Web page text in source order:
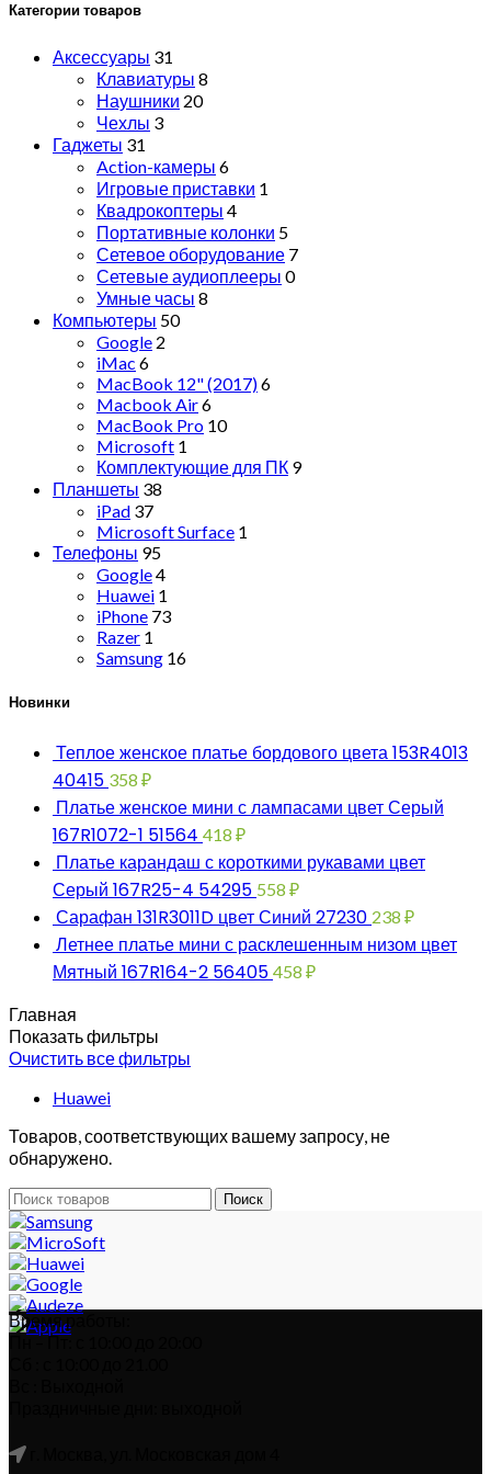
Категории товаров
Аксессуары 31
Клавиатуры 8
Наушники 20
Чехлы 3
Гаджеты 31
Action-камеры 6
Игровые приставки 1
Квадрокоптеры 4
Портативные колонки 5
Сетевое оборудование 7
Сетевые аудиоплееры 0
Умные часы 8
Компьютеры 50
Google 2
iMac 6
MacBook 12" (2017)6
Macbook Air6
MacBook Pro 10
Microsoft 1
Комплектующие для ПК 9
Планшеты 38
iPad 37
Microsoft Surface 1
Телефоны 95
Google4
Huawei 1
iPhone 73
Razer 1
Samsung 16
Новинки
Теплое женское платье бордового цвета 153R4013
40415 358 ₽
Платье женское мини с лампасами цвет Серый
167R1072-1 51564 418 ₽
Платье карандаш с короткими рукавами цвет
Серый 167R25-4 54295 558 ₽
Сарафан 131R3011D цвет Синий 27230 238 ₽
Летнее платье мини с расклешенным низом цвет
Мятный 167R164-2 56405 458 ₽
Главная
Показать фильтры
Очистить все фильтры
Huawei
Товаров, соответствующих вашему запросу, не
обнаружено.
Поиск
Время работы:
Пн – Пт: с 10:00 до 20:00